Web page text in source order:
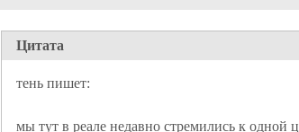
Цитата
мы тут в реале недавно стремились к одной